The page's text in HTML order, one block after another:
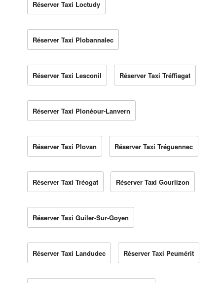
Réserver Taxi Loctudy
Réserver Taxi Plobannalec
Réserver Taxi Lesconil Réserver Taxi Tréffiagat
Réserver Taxi Plonéour-Lanvern
Réserver Taxi Plovan Réserver Taxi Tréguennec
Réserver Taxi Tréogat Réserver Taxi Gourlizon
Réserver Taxi Guiler-Sur-Goyen
Réserver Taxi Landudec Réserver Taxi Peumérit